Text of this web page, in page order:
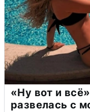
«Ну вот и
развелась с